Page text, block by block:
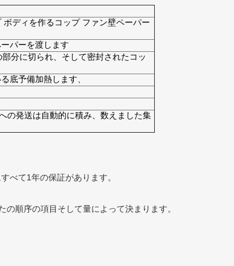
ディを作るコップ ファン壁ペーパー
パーを渡します
分に切られ、そして密封されたコッ
底予備加熱します、
の発送は自動的に積み、数えました集
べて1年の保証があります。
順序の項目そして量によって決まります。